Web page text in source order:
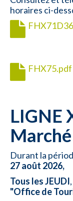
horaires ci-
FHX75.pdf
LIGNE
Durant la
27 août 2026,
Tous les JEUDI
"Office de